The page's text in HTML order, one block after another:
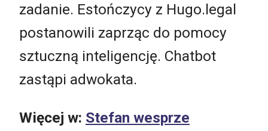
zadanie. Estończycy z Hugo.legal
postanowili zaprząc do pomocy
sztuczną inteligencję. Chatbot
zastąpi adwokata.
Więcej w: Stefan wesprze